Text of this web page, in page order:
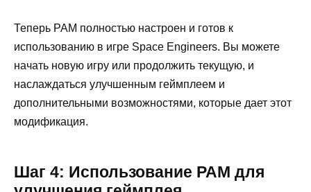
Теперь PAM полностью настроен и готов к
использованию в игре Space Engineers. Вы можете
начать новую игру или продолжить текущую, и
наслаждаться улучшенным геймплеем и
дополнительными возможностями, которые дает этот
модификация.
Шаг 4: Использование PAM для